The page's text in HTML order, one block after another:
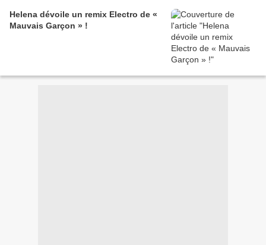
Helena dévoile un remix Electro de «
Mauvais Garçon » !